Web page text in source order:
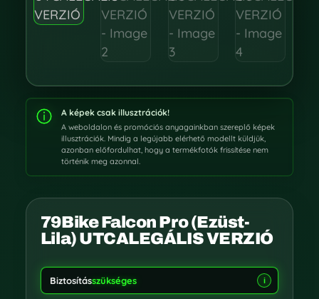
A képek csak illusztrációk!
A weboldalon és promóciós anyagainkban szereplő képek
illusztrációk. Mindig a legújabb elérhető modellt küldjük,
azonban előfordulhat, hogy a termékfotók frissítése nem
történik meg azonnal.
79Bike Falcon Pro (Ezüst-
Lila) UTCALEGÁLIS VERZIÓ
Biztosításszükséges i